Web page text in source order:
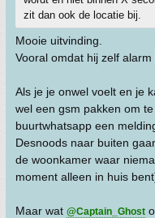
zit dan ook de locatie bij.
Mooie uitvinding.
Vooral omdat hij zelf alarm
Als je je onwel voelt en je
wel een gsm pakken om
buurtwhatsapp een
Desnoods naar buiten
de woonkamer waar
moment alleen in huis
Maar wat @Captain_Ghost